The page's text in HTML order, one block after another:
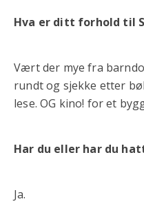
Hva er ditt forhold til
Vært der mye fra
rundt og sjekke etter
lese. OG kino! for et
Har du eller har du
Ja.